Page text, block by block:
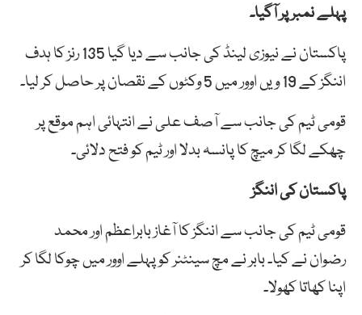
پہلے نمبر پر آگیا۔
پاکستان نے نیوزی لینڈ کی جانب سے دیا گیا 135 رنز کا ہدف
اننگز کے 19 ویں اوور میں 5 وکٹوں کے نقصان پر حاصل کر لیا۔
قومی ٹیم کی جانب سے آصف علی نے انتہائی اہم موقع پر
چھکے لگا کر میچ کا پانسہ بدلا اور ٹیم کو فتح دلائی۔
پاکستان کی اننگز
قومی ٹیم کی جانب سے اننگز کا آغاز بابراعظم اور محمد
رضوان نے کیا۔ بابر نے مچ سینٹنر کو پہلے اوور میں چوکا لگا کر
اپنا کھاتا کھولا۔